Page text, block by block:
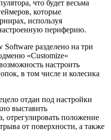
что будет весьма
которые
используя
периферию.
разделено на три
«Customize»
настроить
в том числе и колесика
отдан под настройки
выставить
отрегулировать положение
от поверхности, а также